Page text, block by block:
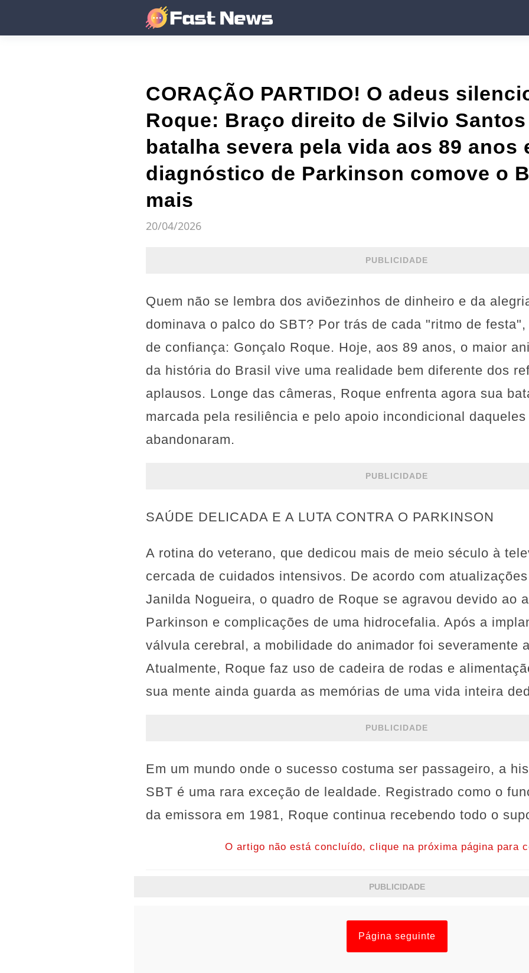
CORAÇÃO PARTIDO! O adeus
Roque: Braço direito de Silvio
batalha severa pela vida aos 89 anos
diagnóstico de Parkinson comove o
mais
20/04/2026
PUBLICIDADE
Quem não se lembra dos aviõezinhos de dinheiro e da
dominava o palco do SBT? Por trás de cada "ritmo de
de confiança: Gonçalo Roque. Hoje, aos 89 anos, o maior
da história do Brasil vive uma realidade bem diferente dos
aplausos. Longe das câmeras, Roque enfrenta agora sua
marcada pela resiliência e pelo apoio incondicional
abandonaram.
PUBLICIDADE
SAÚDE DELICADA E A LUTA CONTRA O PARKINSON
A rotina do veterano, que dedicou mais de meio século à
cercada de cuidados intensivos. De acordo com
Janilda Nogueira, o quadro de Roque se agravou devido ao
Parkinson e complicações de uma hidrocefalia. Após a
válvula cerebral, a mobilidade do animador foi severamente
Atualmente, Roque faz uso de cadeira de rodas e
sua mente ainda guarda as memórias de uma vida inteira
PUBLICIDADE
Em um mundo onde o sucesso costuma ser passageiro, a
SBT é uma rara exceção de lealdade. Registrado como o
da emissora em 1981, Roque continua recebendo todo o
O artigo não está concluído, clique na próxima página para
PUBLICIDADE
Página seguinte